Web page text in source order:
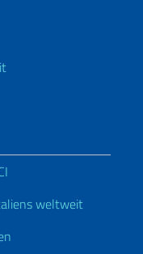
weltweit